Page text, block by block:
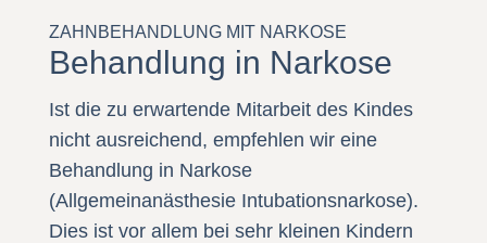
ZAHNBEHANDLUNG MIT NARKOSE
Behandlung in Narkose
Ist die zu erwartende Mitarbeit des Kindes
nicht ausreichend, empfehlen wir eine
Behandlung in Narkose
(Allgemeinanästhesie Intubationsnarkose).
Dies ist vor allem bei sehr kleinen Kindern